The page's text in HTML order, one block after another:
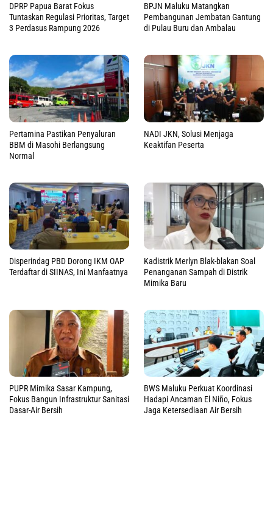
DPRP Papua Barat Fokus
Tuntaskan Regulasi Prioritas, Target
3 Perdasus Rampung 2026
BPJN Maluku Matangkan
Pembangunan Jembatan Gantung
di Pulau Buru dan Ambalau
Pertamina Pastikan Penyaluran
BBM di Masohi Berlangsung
Normal
NADI JKN, Solusi Menjaga
Keaktifan Peserta
Disperindag PBD Dorong IKM OAP
Terdaftar di SIINAS, Ini Manfaatnya
Kadistrik Merlyn Blak-blakan Soal
Penanganan Sampah di Distrik
Mimika Baru
PUPR Mimika Sasar Kampung,
Fokus Bangun Infrastruktur Sanitasi
Dasar-Air Bersih
BWS Maluku Perkuat Koordinasi
Hadapi Ancaman El Niño, Fokus
Jaga Ketersediaan Air Bersih